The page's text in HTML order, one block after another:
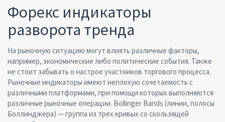
Форекс индикаторы
разворота тренда
На рыночную ситуацию могут влиять различные факторы,
например, экономические либо политические события. Также
не стоит забывать о настрое участников торгового процесса.
Рыночные индикаторы имеют неплохую сочетаемость с
различными платформами, при помощи которых выполняются
различные рыночные операции. Bollinger Bands (линии, полосы
Боллинджера) — группа из трех кривых со скользящей